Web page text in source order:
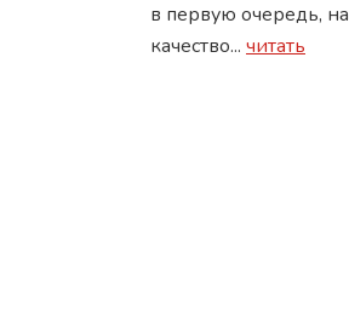
в первую очередь, на
качество... читать